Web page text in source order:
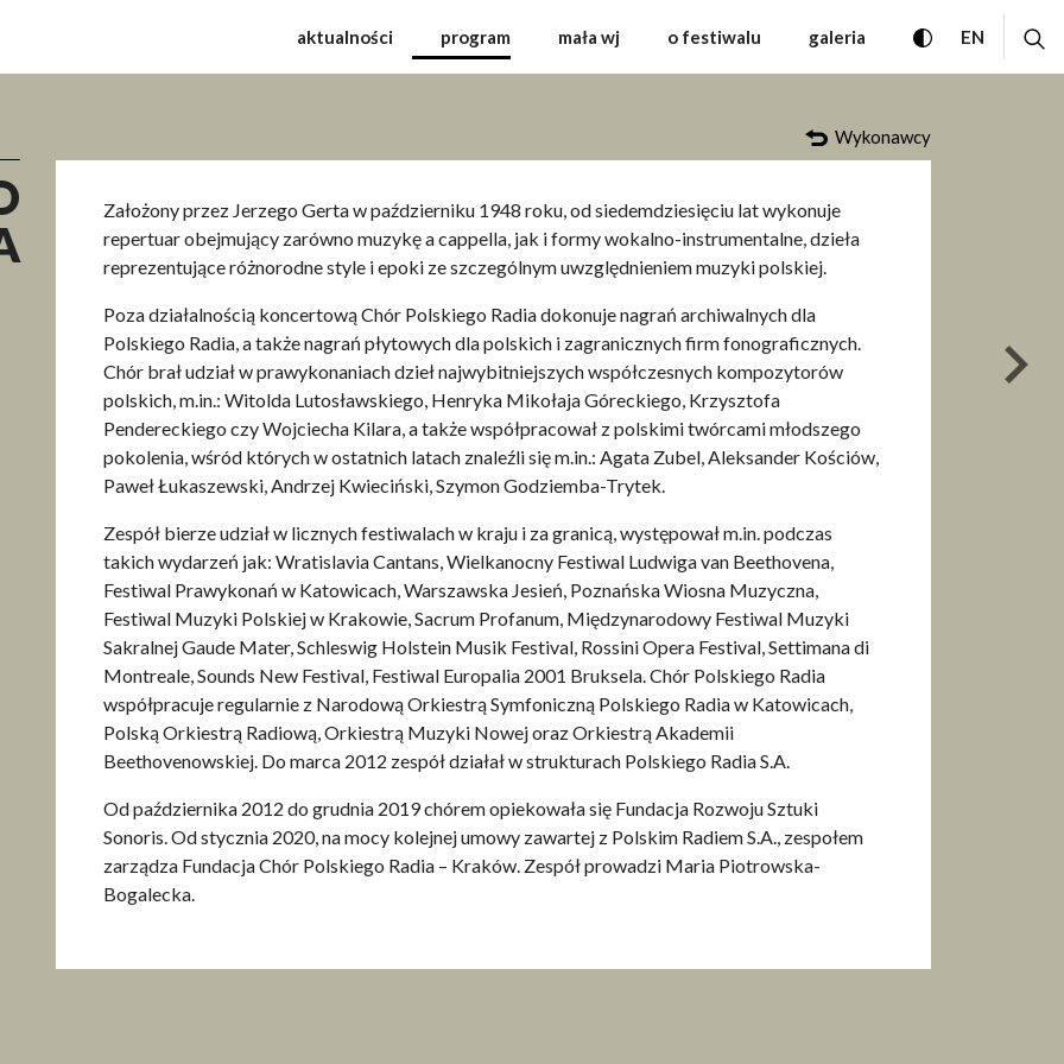
Międzynarodowy Festiwal Muzyki
aktualności program mała wj o festiwalu galeria przełącz
ENCHANGE
Wykonawcy
Założony przez Jerzego Gerta w październiku 1948 roku, od siedemdziesięciu lat wykonuje
repertuar obejmujący zarówno muzykę a cappella, jak i formy wokalno-instrumentalne, dzieła
reprezentujące różnorodne style i epoki ze szczególnym uwzględnieniem muzyki polskiej.
Poza działalnością koncertową Chór Polskiego Radia dokonuje nagrań archiwalnych dla
Polskiego Radia, a także nagrań płytowych dla polskich i zagranicznych firm fonograficznych.
Chór brał udział w prawykonaniach dzieł najwybitniejszych współczesnych kompozytorów
polskich, m.in.: Witolda Lutosławskiego, Henryka Mikołaja Góreckiego, Krzysztofa
Pendereckiego czy Wojciecha Kilara, a także współpracował z polskimi twórcami młodszego
pokolenia, wśród których w ostatnich latach znaleźli się m.in.: Agata Zubel, Aleksander Kościów,
Paweł Łukaszewski, Andrzej Kwieciński, Szymon Godziemba-Trytek.
Zespół bierze udział w licznych festiwalach w kraju i za granicą, występował m.in. podczas
takich wydarzeń jak: Wratislavia Cantans, Wielkanocny Festiwal Ludwiga van Beethovena,
Festiwal Prawykonań w Katowicach, Warszawska Jesień, Poznańska Wiosna Muzyczna,
Festiwal Muzyki Polskiej w Krakowie, Sacrum Profanum, Międzynarodowy Festiwal Muzyki
Sakralnej Gaude Mater, Schleswig Holstein Musik Festival, Rossini Opera Festival, Settimana di
Montreale, Sounds New Festival, Festiwal Europalia 2001 Bruksela. Chór Polskiego Radia
współpracuje regularnie z Narodową Orkiestrą Symfoniczną Polskiego Radia w Katowicach,
Polską Orkiestrą Radiową, Orkiestrą Muzyki Nowej oraz Orkiestrą Akademii
Beethovenowskiej. Do marca 2012 zespół działał w strukturach Polskiego Radia S.A.
Od października 2012 do grudnia 2019 chórem opiekowała się Fundacja Rozwoju Sztuki
Sonoris. Od stycznia 2020, na mocy kolejnej umowy zawartej z Polskim Radiem S.A., zespołem
zarządza Fundacja Chór Polskiego Radia – Kraków. Zespół prowadzi Maria Piotrowska-
Bogalecka.